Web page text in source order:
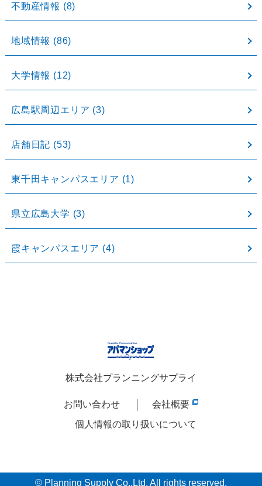
不動産情報 (8)
地域情報 (86)
大学情報 (12)
広島駅周辺エリア (3)
店舗日記 (53)
東千田キャンパスエリア (1)
県立広島大学 (3)
霞キャンパスエリア (4)
株式会社プランニングサプライ
お問い合わせ
会社概要
個人情報の取り扱いについて
© Planning Supply Co.,Ltd. All rights reserved.